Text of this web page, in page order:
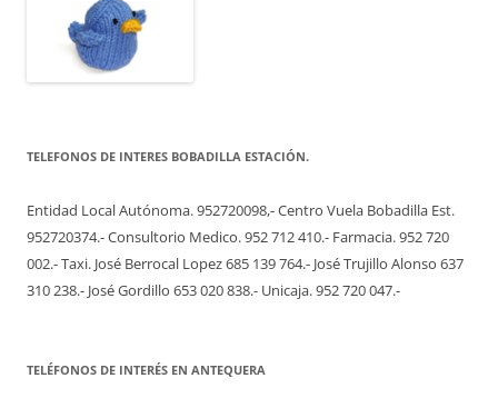
TELEFONOS DE INTERES BOBADILLA ESTACIÓN.
Entidad Local Autónoma. 952720098,- Centro Vuela Bobadilla Est.
952720374.- Consultorio Medico. 952 712 410.- Farmacia. 952 720
002.- Taxi. José Berrocal Lopez 685 139 764.- José Trujillo Alonso 637
310 238.- José Gordillo 653 020 838.- Unicaja. 952 720 047.-
TELÉFONOS DE INTERÉS EN ANTEQUERA